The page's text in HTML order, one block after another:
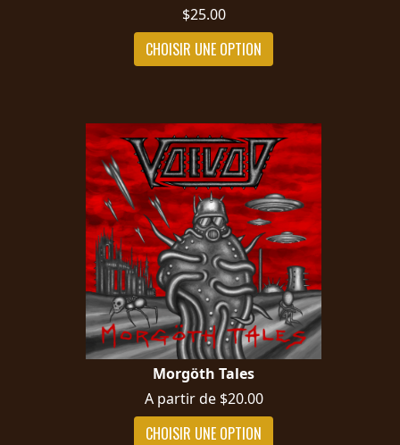
$25.00
CHOISIR UNE OPTION
Morgöth Tales
A partir de $20.00
CHOISIR UNE OPTION